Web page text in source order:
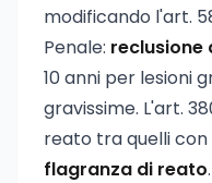
modificando l'art.
Penale: reclusione
10 anni per lesioni
gravissime. L'art.
reato tra quelli con
flagranza di reato.